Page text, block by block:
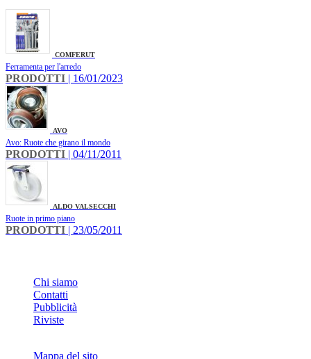
COMFERUT
Ferramenta per l'arredo
PRODOTTI | 16/01/2023
AVO
Avo: Ruote che girano il mondo
PRODOTTI | 04/11/2011
ALDO VALSECCHI
Ruote in primo piano
PRODOTTI | 23/05/2011
Chi siamo
Contatti
Pubblicità
Riviste
Mappa del sito